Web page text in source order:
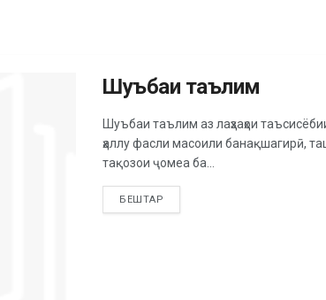
Шуъбаи таълим
Шуъбаи таълим аз лаҳзаҳои
ҳаллу фасли масоили банақшагирӣ,
тақозои ҷомеа ба...
БЕШТАР